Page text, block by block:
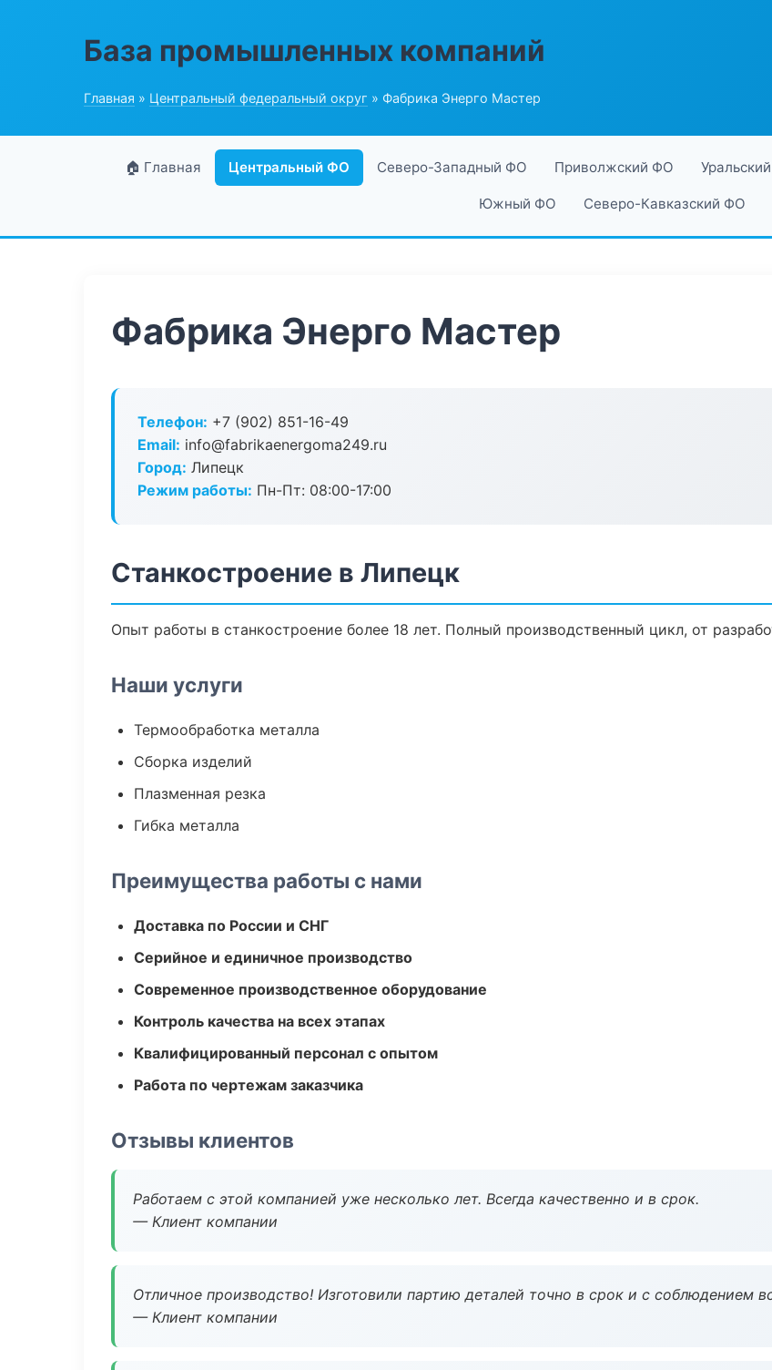
База промышленных компаний
Главная » Центральный федеральный округ » Фабрика Энерго Мастер
🏠 Главная Центральный ФО Северо-Западный ФО Приволжский ФО
Южный ФО Северо-Кавказский ФО
Фабрика Энерго Мастер
Телефон: +7 (902) 851-16-49
Email: info@fabrikaenergoma249.ru
Город: Липецк
Режим работы: Пн-Пт: 08:00-17:00
Станкостроение в Липецк
Опыт работы в станкостроение более 18 лет. Полный производственный цикл, от
Наши услуги
Термообработка металла
Сборка изделий
Плазменная резка
Гибка металла
Преимущества работы с нами
Доставка по России и СНГ
Серийное и единичное производство
Современное производственное оборудование
Контроль качества на всех этапах
Квалифицированный персонал с опытом
Работа по чертежам заказчика
Отзывы клиентов
Работаем с этой компанией уже несколько лет. Всегда качественно и в срок.
— Клиент компании
Отличное производство! Изготовили партию деталей точно в срок и с соблюдением
— Клиент компании